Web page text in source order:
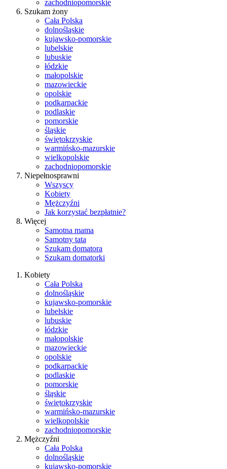
zachodniopomorskie
Szukam żony
Cała Polska
dolnośląskie
kujawsko-pomorskie
lubelskie
lubuskie
łódzkie
małopolskie
mazowieckie
opolskie
podkarpackie
podlaskie
pomorskie
śląskie
świętokrzyskie
warmińsko-mazurskie
wielkopolskie
zachodniopomorskie
Niepełnosprawni
Wszyscy
Kobiety
Mężczyźni
Jak korzystać bezpłatnie?
Więcej
Samotna mama
Samotny tata
Szukam domatora
Szukam domatorki
Kobiety
Cała Polska
dolnośląskie
kujawsko-pomorskie
lubelskie
lubuskie
łódzkie
małopolskie
mazowieckie
opolskie
podkarpackie
podlaskie
pomorskie
śląskie
świętokrzyskie
warmińsko-mazurskie
wielkopolskie
zachodniopomorskie
Mężczyźni
Cała Polska
dolnośląskie
kujawsko-pomorskie